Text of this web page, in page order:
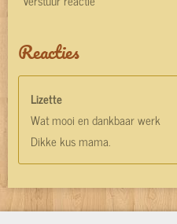
Reacties
Lizette
Wat mooi en dankbaar werk
Dikke kus mama.